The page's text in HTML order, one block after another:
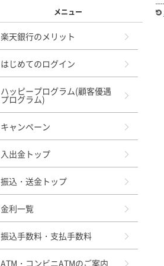
メニュー
楽天銀行のメリット
はじめてのログイン
ハッピープログラム(顧客優遇
プログラム)
キャンペーン
入出金トップ
振込・送金トップ
金利一覧
振込手数料・支払手数料
ATM・コンビニATMのご案内